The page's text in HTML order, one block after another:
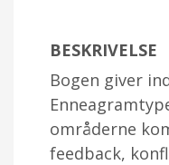
BESKRIVELSE
Bogen giver
områderne
feedback,